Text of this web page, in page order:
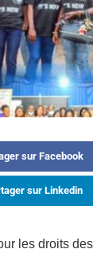
sur Facebook
sur Linkedin
les droits